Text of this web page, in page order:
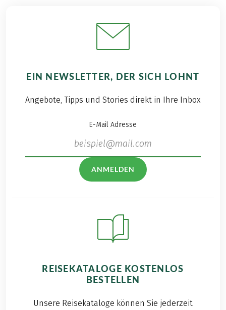
EIN NEWSLETTER, DER SICH LOHNT
Angebote, Tipps und Stories direkt in Ihre Inbox
E-Mail Adresse
ANMELDEN
REISEKATALOGE KOSTENLOS
BESTELLEN
Unsere Reisekataloge können Sie jederzeit